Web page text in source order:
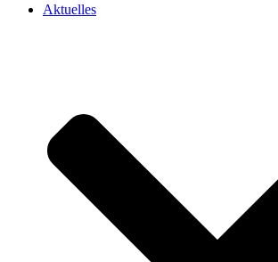
Aktuelles